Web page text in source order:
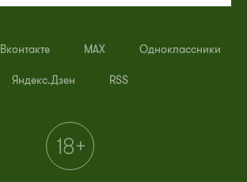
Вконтакте MAX Одноклассники
Яндекс.Дзен RSS